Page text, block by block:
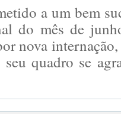
a um bem
do mês de
nova
quadro se